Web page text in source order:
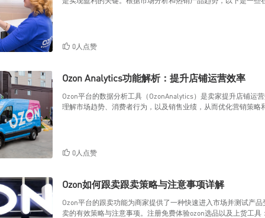
0人点赞
Ozon Analytics功能解析：提升店铺运营效率
Ozon平台的数据分析工具（OzonAnalytics）是卖家提升店铺运
理解市场趋势、消费者行为，以及销售业绩，从而优化营销策略
0人点赞
Ozon如何跟卖跟卖策略与注意事项详解
Ozon平台的跟卖功能为商家提供了一种快速进入市场并测试产
卖的有效策略与注意事项。注册免费体验ozon选品以及上货工具